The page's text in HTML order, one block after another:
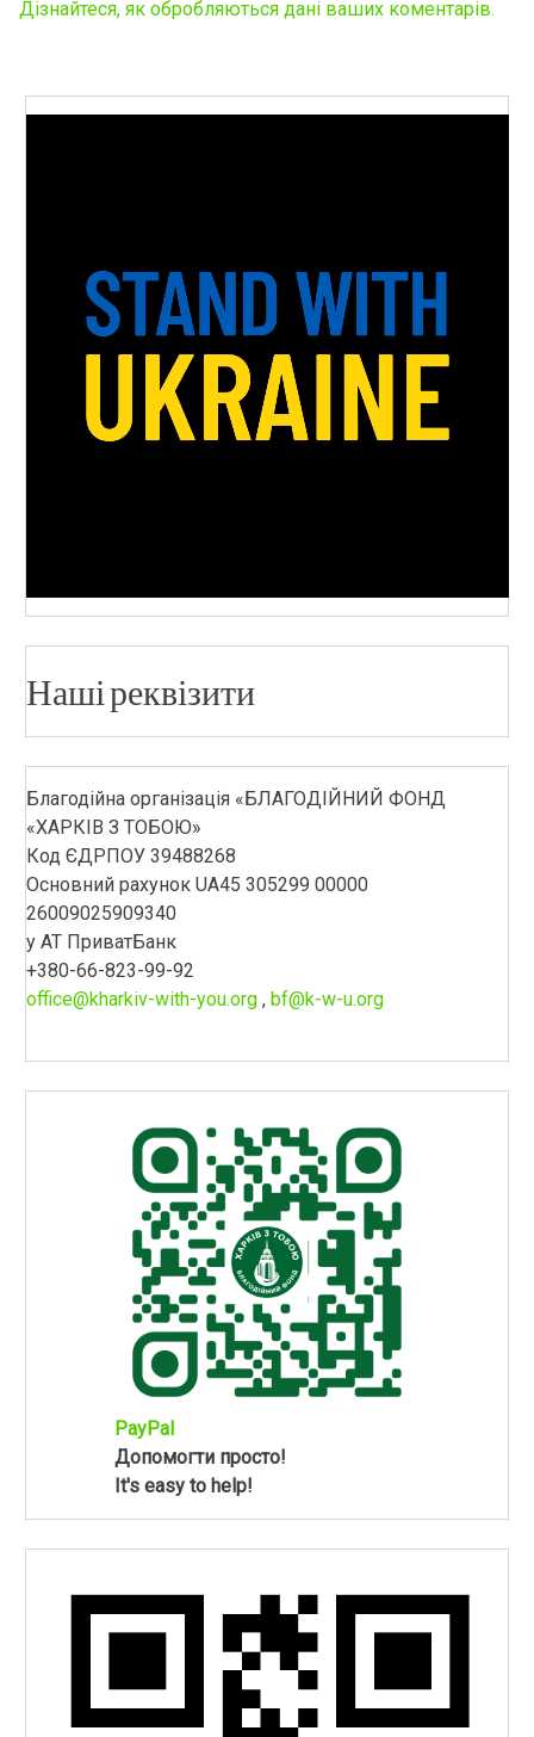
Дізнайтеся, як обробляються дані ваших коментарів.
Наші реквізити
Благодійна організація «БЛАГОДІЙНИЙ ФОНД
«ХАРКІВ З ТОБОЮ»
Код ЄДРПОУ 39488268
Основний рахунок UA45 305299 00000
26009025909340
у АТ ПриватБанк
+380-66-823-99-92
office@kharkiv-with-you.org, bf@k-w-u.org
PayPal
Допомогти просто!
It's easy to help!